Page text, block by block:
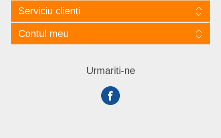
Serviciu clienți
Contul meu
Urmariti-ne